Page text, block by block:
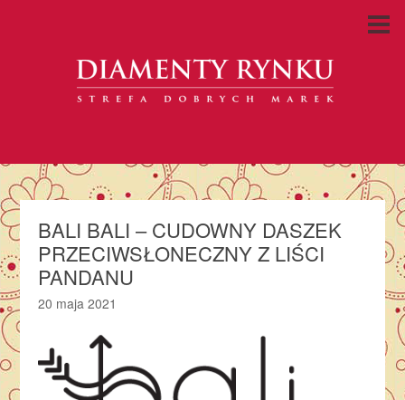
BALI BALI – CUDOWNY DASZEK
PRZECIWSŁONECZNY Z LIŚCI
PANDANU
20 maja 2021